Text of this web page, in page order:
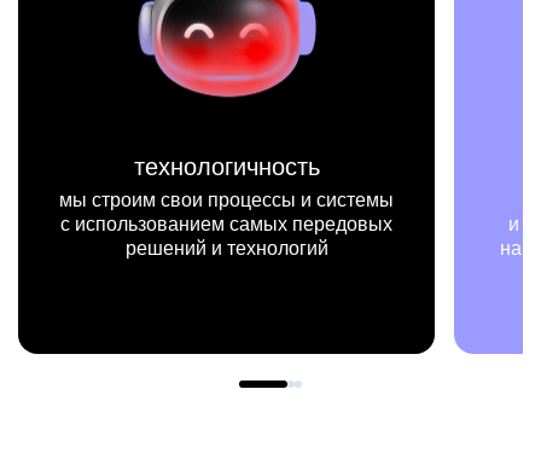
технологичность
свои процессы и системы
самых передовых
решений и технологий
и примерах
нашей